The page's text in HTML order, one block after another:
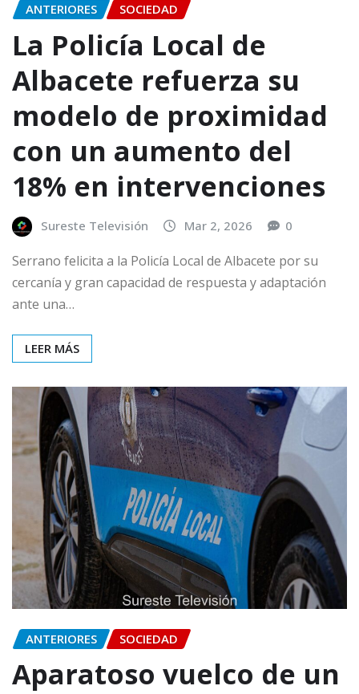
ANTERIORES SOCIEDAD
La Policía Local de
Albacete refuerza su
modelo de proximidad
con un aumento del
18% en intervenciones
Sureste Televisión Mar 2, 2026 0
Serrano felicita a la Policía Local de Albacete por su
cercanía y gran capacidad de respuesta y adaptación
ante una…
LEER MÁS
ANTERIORES SOCIEDAD
Aparatoso vuelco de un